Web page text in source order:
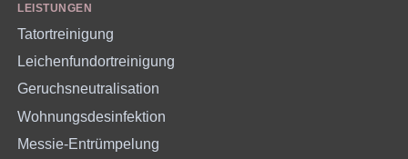
LEISTUNGEN
Tatortreinigung
Leichenfundortreinigung
Geruchsneutralisation
Wohnungsdesinfektion
Messie-Entrümpelung